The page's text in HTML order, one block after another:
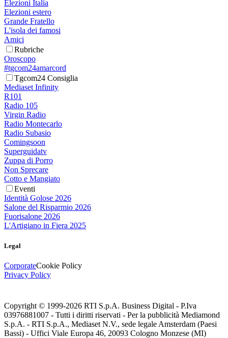
Elezioni Italia
Elezioni estero
Grande Fratello
L'isola dei famosi
Amici
Rubriche
Oroscopo
#tgcom24amarcord
Tgcom24 Consiglia
Mediaset Infinity
R101
Radio 105
Virgin Radio
Radio Montecarlo
Radio Subasio
Comingsoon
Superguidatv
Zuppa di Porro
Non Sprecare
Cotto e Mangiato
Eventi
Identità Golose 2026
Salone del Risparmio 2026
Fuorisalone 2026
L'Artigiano in Fiera 2025
Legal
CorporateCookie Policy
Privacy Policy
Copyright © 1999-2026 RTI S.p.A. Business Digital - P.Iva
03976881007 - Tutti i diritti riservati - Per la pubblicità Mediamond
S.p.A. - RTI S.p.A., Mediaset N.V., sede legale Amsterdam (Paesi
Bassi) - Uffici Viale Europa 46, 20093 Cologno Monzese (MI)